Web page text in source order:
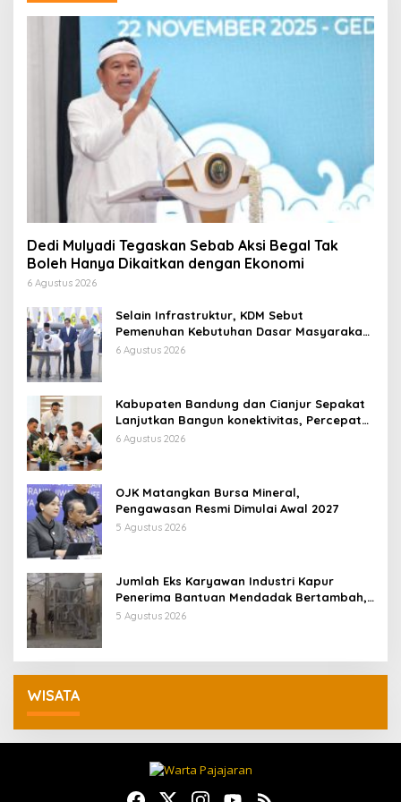
Dedi Mulyadi Tegaskan Sebab Aksi Begal Tak
Boleh Hanya Dikaitkan dengan Ekonomi
6 Agustus 2026
Selain Infrastruktur, KDM Sebut
Pemenuhan Kebutuhan Dasar Masyarakat
Jadi Fokus APBD Jabar 2027
6 Agustus 2026
Kabupaten Bandung dan Cianjur Sepakat
Lanjutkan Bangun konektivitas, Percepat
Pertumbuhan Ekonomi Daerah
6 Agustus 2026
OJK Matangkan Bursa Mineral,
Pengawasan Resmi Dimulai Awal 2027
5 Agustus 2026
Jumlah Eks Karyawan Industri Kapur
Penerima Bantuan Mendadak Bertambah,
KDM: Kita Identifikasi
5 Agustus 2026
WISATA